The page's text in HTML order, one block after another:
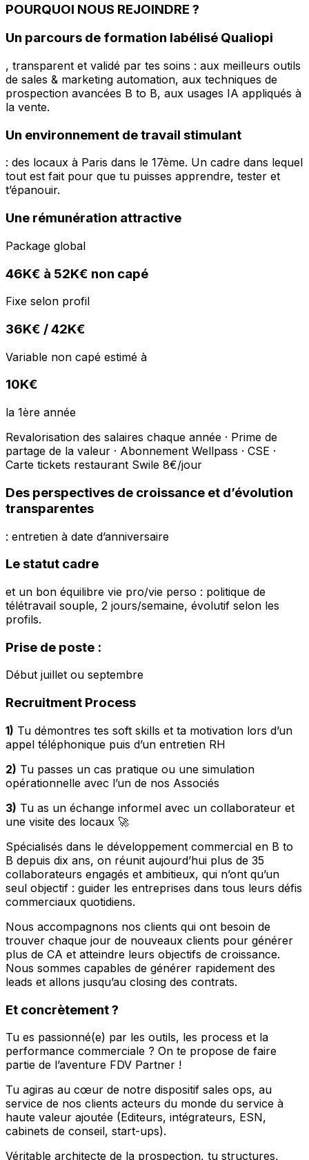
POURQUOI NOUS REJOINDRE ?
Un parcours de formation labélisé Qualiopi
, transparent et validé par tes soins : aux meilleurs outils
de sales & marketing automation, aux techniques de
prospection avancées B to B, aux usages IA appliqués à
la vente.
Un environnement de travail stimulant
: des locaux à Paris dans le 17ème. Un cadre dans lequel
tout est fait pour que tu puisses apprendre, tester et
t’épanouir.
Une rémunération attractive
Package global
46K€ à 52K€ non capé
Fixe selon profil
36K€ / 42K€
Variable non capé estimé à
10K€
la 1ère année
Revalorisation des salaires chaque année · Prime de
partage de la valeur · Abonnement Wellpass · CSE ·
Carte tickets restaurant Swile 8€/jour
Des perspectives de croissance et d’évolution
transparentes
: entretien à date d’anniversaire
Le statut cadre
et un bon équilibre vie pro/vie perso : politique de
télétravail souple, 2 jours/semaine, évolutif selon les
profils.
Prise de poste :
Début juillet ou septembre
Recruitment Process
1) Tu démontres tes soft skills et ta motivation lors d’un
appel téléphonique puis d’un entretien RH
2) Tu passes un cas pratique ou une simulation
opérationnelle avec l’un de nos Associés
3) Tu as un échange informel avec un collaborateur et
une visite des locaux 🚀
Spécialisés dans le développement commercial en B to
B depuis dix ans, on réunit aujourd’hui plus de 35
collaborateurs engagés et ambitieux, qui n’ont qu’un
seul objectif : guider les entreprises dans tous leurs défis
commerciaux quotidiens.
Nous accompagnons nos clients qui ont besoin de
trouver chaque jour de nouveaux clients pour générer
plus de CA et atteindre leurs objectifs de croissance.
Nous sommes capables de générer rapidement des
leads et allons jusqu’au closing des contrats.
Et concrètement ?
Tu es passionné(e) par les outils, les process et la
performance commerciale ? On te propose de faire
partie de l’aventure FDV Partner !
Tu agiras au cœur de notre dispositif sales ops, au
service de nos clients acteurs du monde du service à
haute valeur ajoutée (Editeurs, intégrateurs, ESN,
cabinets de conseil, start-ups).
Véritable architecte de la prospection, tu structures,